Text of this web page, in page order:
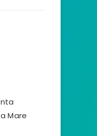
Mare